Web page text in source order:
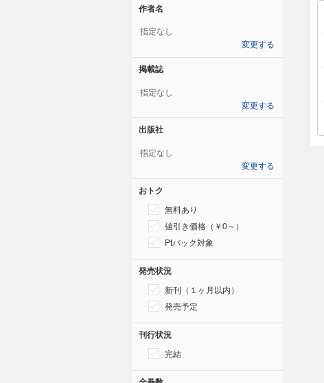
作者名
指定なし
変更する
掲載誌
指定なし
変更する
出版社
指定なし
変更する
おトク
無料あり
値引き価格（￥0～）
Ptバック対象
発売状況
新刊（１ヶ月以内）
発売予定
刊行状況
完結